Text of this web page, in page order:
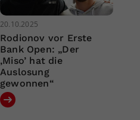
20.10.2025
Rodionov vor Erste
Bank Open: „Der
‚Miso’ hat die
Auslosung
gewonnen“